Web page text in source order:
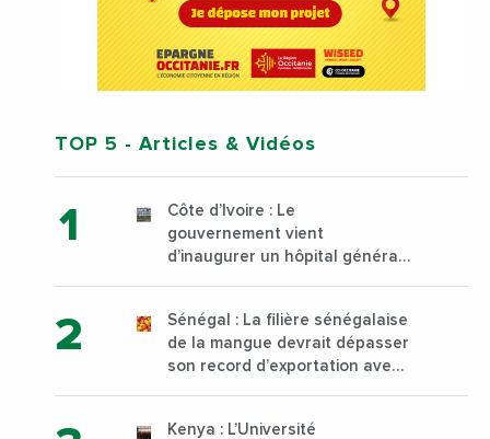
TOP 5 - Articles & Vidéos
Côte d’Ivoire : Le
gouvernement vient
d’inaugurer un hôpital général
Sénégal : La filière sénégalaise
de la mangue devrait dépasser
son record d’exportation avec
Kenya : L’Université